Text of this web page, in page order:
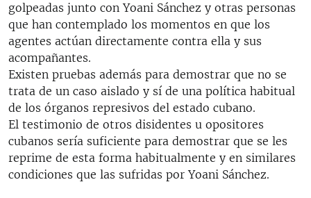
golpeadas junto con Yoani Sánchez y otras personas
que han contemplado los momentos en que los
agentes actúan directamente contra ella y sus
acompañantes.
Existen pruebas además para demostrar que no se
trata de un caso aislado y sí de una política habitual
de los órganos represivos del estado cubano.
El testimonio de otros disidentes u opositores
cubanos sería suficiente para demostrar que se les
reprime de esta forma habitualmente y en similares
condiciones que las sufridas por Yoani Sánchez.